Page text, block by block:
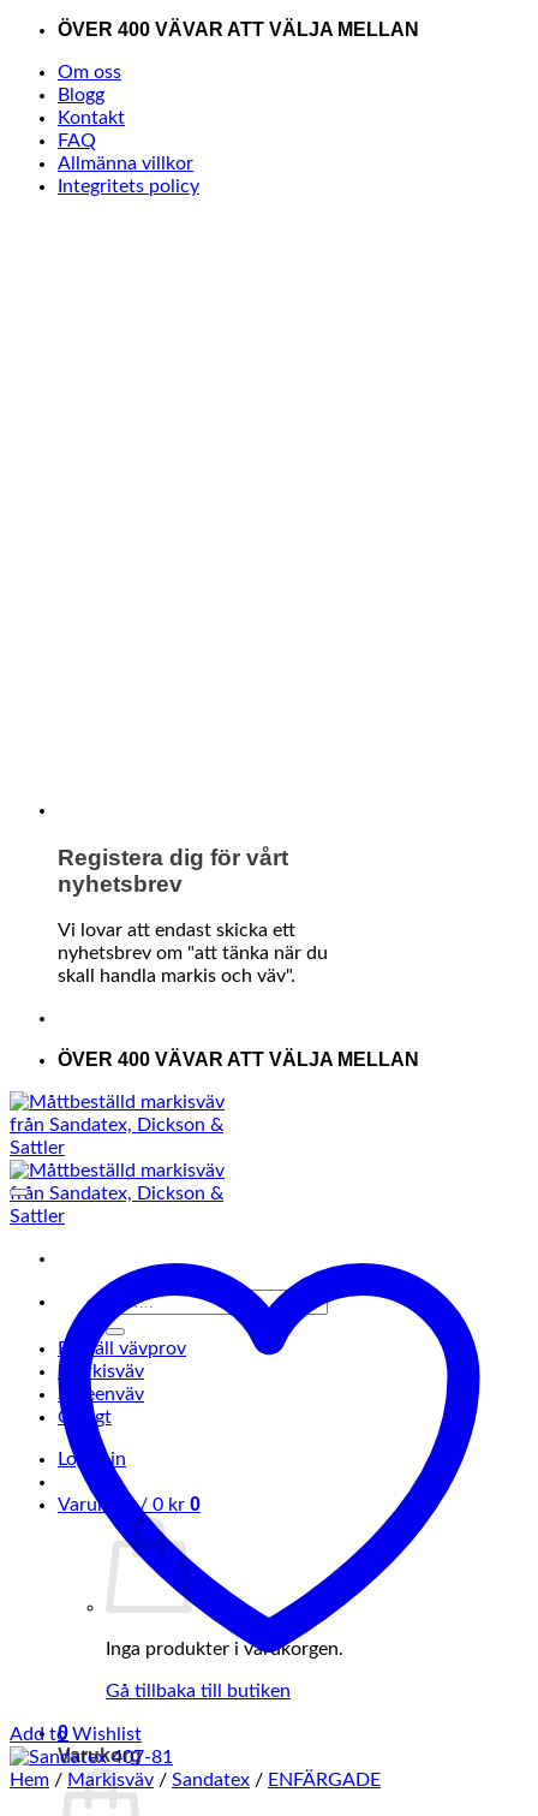
Skip
content
ÖVER 400 VÄVAR ATT VÄLJA MELLAN
Om oss
Blogg
Kontakt
FAQ
Allmänna villkor
Integritets policy
Registera dig för vårt
nyhetsbrev
Vi lovar att endast skicka ett
nyhetsbrev om "att tänka när du
skall handla markis och väv".
ÖVER 400 VÄVAR ATT VÄLJA MELLAN
efter:
Beställ vävprov
Markisväv
Screenväv
Övrigt
Logga in
Varukorg / 0 kr 0
Inga produkter i varukorgen.
Gå tillbaka till butiken
0
Varukorg
Add to Wishlist
Hem / Markisväv / Sandatex / ENFÄRGADE